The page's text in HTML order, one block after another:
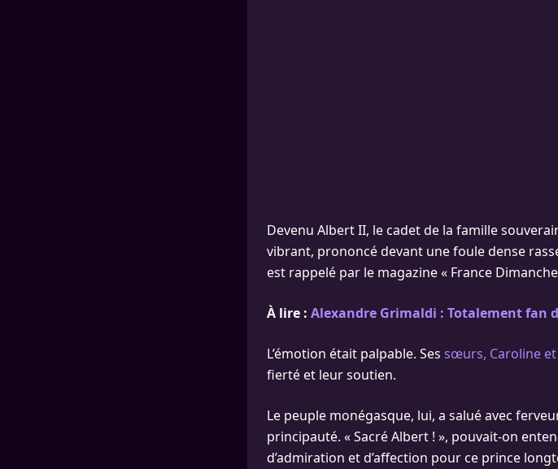
Devenu Albert II, le cadet de la famille
vibrant, prononcé devant une foule dense
est rappelé par le magazine « France
À lire : Alexandre Grimaldi : Totalement fan
L’émotion était palpable. Ses sœurs, Caroline et
fierté et leur soutien.
Le peuple monégasque, lui, a salué avec
principauté. « Sacré Albert ! », pouvait-on
d’admiration et d’affection pour ce prince